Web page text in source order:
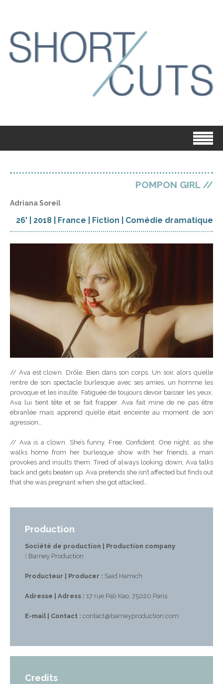
POMPON GIRL //
Adriana Soreil
26' | 2018 | France | Fiction | Comédie dramatique
// Ava est clown. Drôle. Bien dans son corps. Un soir, alors qu’elle
rentre de son spectacle burlesque avec ses amies, un homme les
provoque et les insulte. Fatiguée de toujours devoir baisser les yeux,
Ava lui tient tête et se fait frapper. Ava fait mine de ne pas être
ébranlée mais apprend qu’elle était enceinte au moment de son
agression…
// Ava is a clown. She’s funny. Free. Confident. One night, as she
walks home from her burlesque show with her friends, a man
provokes and insults them. Tired of always looking down, Ava talks
back and gets beaten up. Ava pretends she isn’t affected but finds out
that she was pregnant when she got attacked…
Production
Société de production | Production company
: Barney Production
Producteur | Producer : Said Hamich
Adresse | Adress : 17 rue Pali Kao, 75020 Paris
E-mail | Contact : contact@barneyproduction.com
Credits